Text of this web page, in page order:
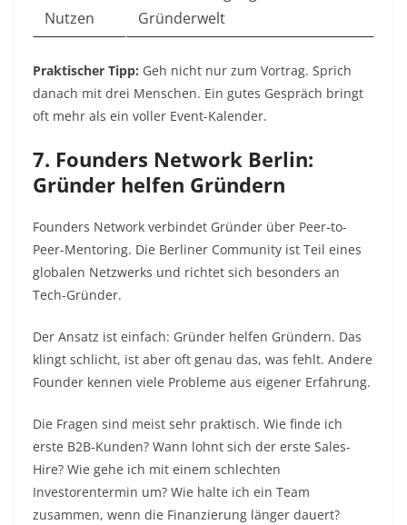
Nutzen
Gründerwelt
Praktischer Tipp: Geh nicht nur zum Vortrag. Sprich
danach mit drei Menschen. Ein gutes Gespräch bringt
oft mehr als ein voller Event-Kalender.
7. Founders Network Berlin:
Gründer helfen Gründern
Founders Network verbindet Gründer über Peer-to-
Peer-Mentoring. Die Berliner Community ist Teil eines
globalen Netzwerks und richtet sich besonders an
Tech-Gründer.
Der Ansatz ist einfach: Gründer helfen Gründern. Das
klingt schlicht, ist aber oft genau das, was fehlt. Andere
Founder kennen viele Probleme aus eigener Erfahrung.
Die Fragen sind meist sehr praktisch. Wie finde ich
erste B2B-Kunden? Wann lohnt sich der erste Sales-
Hire? Wie gehe ich mit einem schlechten
Investorentermin um? Wie halte ich ein Team
zusammen, wenn die Finanzierung länger dauert?